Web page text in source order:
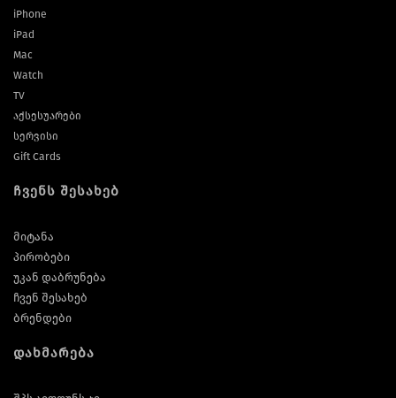
iPhone
iPad
Mac
Watch
TV
აქსესუარები
სერვისი
Gift Cards
ჩვენს შესახებ
მიტანა
პირობები
უკან დაბრუნება
ჩვენ შესახებ
ბრენდები
დახმარება